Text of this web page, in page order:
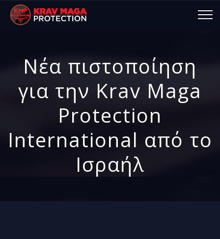
Νέα πιστοποίηση
για την Krav Maga
Protection
International από το
Ισραήλ